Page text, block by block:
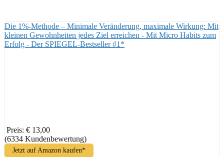
Die 1%-Methode – Minimale Veränderung, maximale Wirkung: Mit
kleinen Gewohnheiten jedes Ziel erreichen - Mit Micro Habits zum
Erfolg - Der SPIEGEL-Bestseller #1*
Preis: € 13,00
(6334 Kundenbewertung)
Jetzt auf Amazon kaufen*